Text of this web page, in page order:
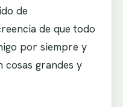
de
de que todo
por siempre y
cosas grandes y